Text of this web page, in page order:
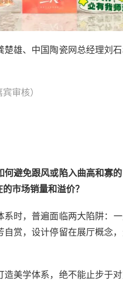
雄、中国陶瓷网总经理刘
审核）
避免跟风或陷入曲高和寡
市场销量和溢价？
时，普遍面临两大陷阱：
赏，设计停留在展厅概念
美学体系，绝不能止步于对